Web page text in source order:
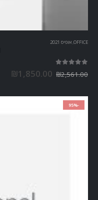
OFFICE
, אופיס 2021
₪2,561.00
₪1,850.00
-95%